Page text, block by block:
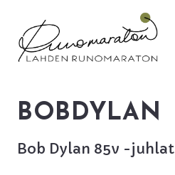
sisältöön
BOBDYLAN
Bob Dylan 85v -juhlat